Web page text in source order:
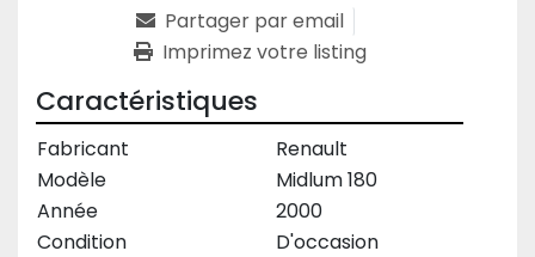
Partager par email
Imprimez votre listing
Caractéristiques
Fabricant
Renault
Modèle
Midlum 180
Année
2000
Condition
D'occasion